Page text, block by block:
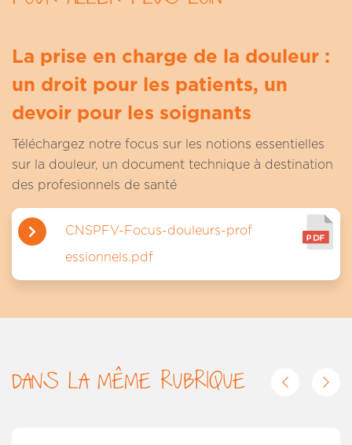
La prise en charge de la douleur :
un droit pour les patients, un
devoir pour les soignants
Téléchargez notre focus sur les notions essentielles
sur la douleur, un document technique à destination
des profesionnels de santé
CNSPFV-Focus-douleurs-prof
essionnels.pdf
DANS LA MÊME RUBRIQUE